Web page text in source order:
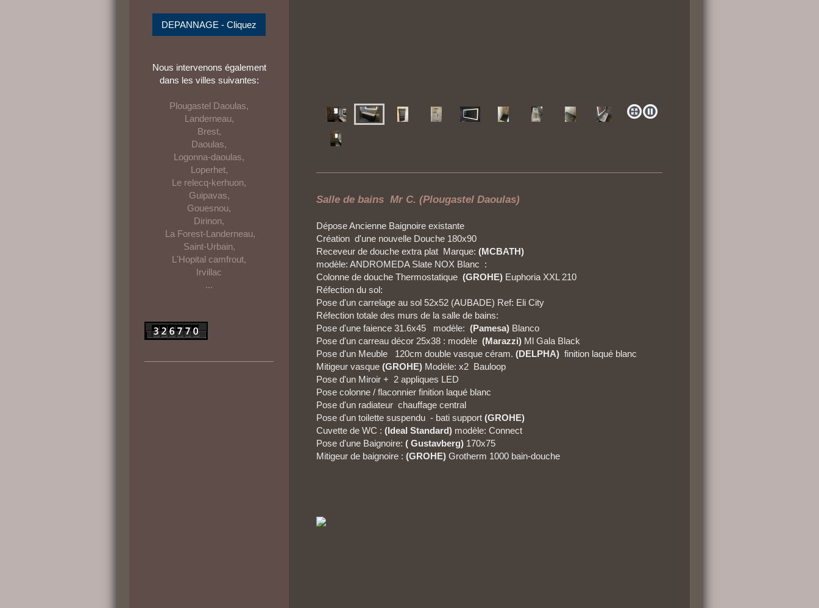
Salle de bains Mr C. (Plougastel Daoulas)
Dépose Ancienne Baignoire existante
Création d'une nouvelle Douche 180x90
Receveur de douche extra plat Marque:(MCBATH)
modèle: ANDROMEDA Slate NOX Blanc :
Colonne de douche Thermostatique(GROHE) Euphoria XXL 210
Réfection du sol:
Pose d'un carrelage au sol 52x52 (AUBADE) Ref: Eli City
Réfection totale des murs de la salle de bains:
Pose d'une faience 31.6x45
modèle: (Pamesa) Blanco
Pose d'un carreau décor 25x38 : modèle(Marazzi) Ml Gala Black
Pose d'un Meuble 120cm double vasque céram.(DELPHA) finition laqué blanc
Mitigeur vasque(GROHE) Modèle: x2 Bauloop
Pose d'un Miroir + 2 appliques LED
Pose colonne / flaconnier finition laqué blanc
Pose d'un radiateur chauffage central
Pose d'un toilette suspendu - bati support(GROHE)
Cuvette de WC :(Ideal Standard) modèle: Connect
Pose d'une Baignoire:( Gustavberg) 170x75
Mitigeur de baignoire :(GROHE) Grotherm 1000 bain-douche
DEPANNAGE - Cliquez
Nous intervenons également
dans les villes suivantes:
Plougastel Daoulas,
Landerneau,
Brest,
Daoulas,
Logonna-daoulas,
Loperhet,
Le relecq-kerhuon,
Guipavas,
Gouesnou,
Dirinon,
La Forest-Landerneau,
Saint-Urbain,
L'Hopital camfrout,
Irvillac
...